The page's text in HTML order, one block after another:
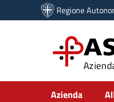
Vai ai contenuti
Vai al menu di
Regione
Submenu
Azienda